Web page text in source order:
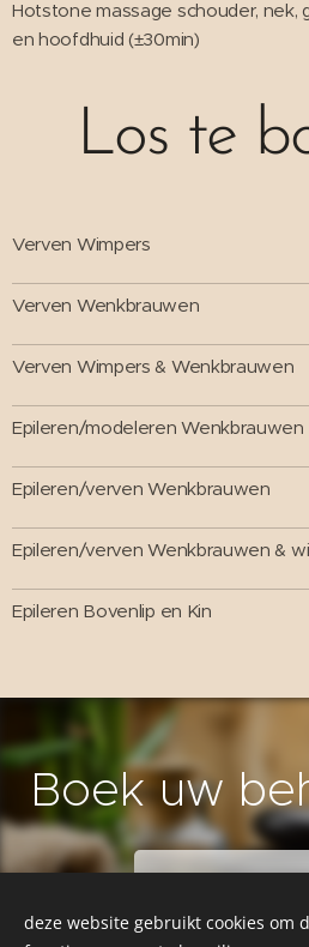
Hotstone massage schouder, nek,
en hoofdhuid (±30min)
Los te
Verven Wimpers
Verven Wenkbrauwen
Verven Wimpers & Wenkbrauwen
Epileren/modeleren Wenkbrauwen
Epileren/verven Wenkbrauwen
Epileren/verven Wenkbrauwen &
Epileren Bovenlip en Kin
Boek uw
deze website gebruikt cookies om